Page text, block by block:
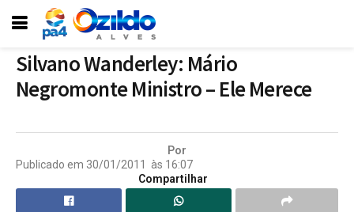
Silvano Wanderley: Mário
Negromonte Ministro – Ele Merece
Por
Publicado em 30/01/2011 às 16:07
Compartilhar